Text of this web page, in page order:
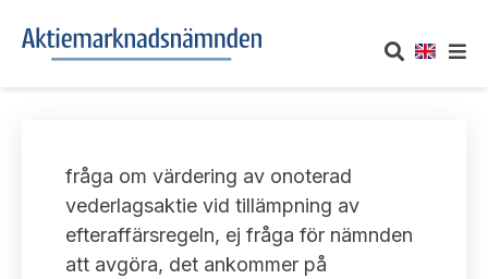
Om oss
Vårt uppdrag
UTTALANDEN
Om nämndens uttalanden
TAKEOVER-REGLER
fråga om värdering av onoterad
vederlagsaktie vid tillämpning av
efteraffärsregeln, ej fråga för nämnden
att avgöra, det ankommer på